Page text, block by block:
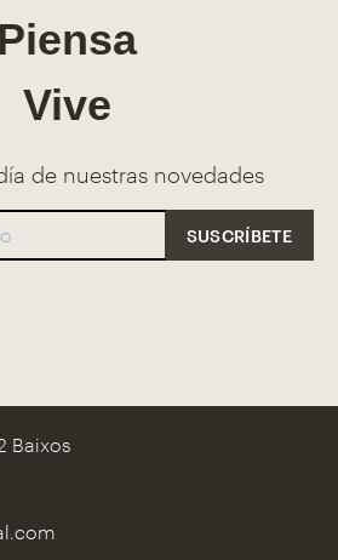
Piensa
Vive
de nuestras novedades
Baixos